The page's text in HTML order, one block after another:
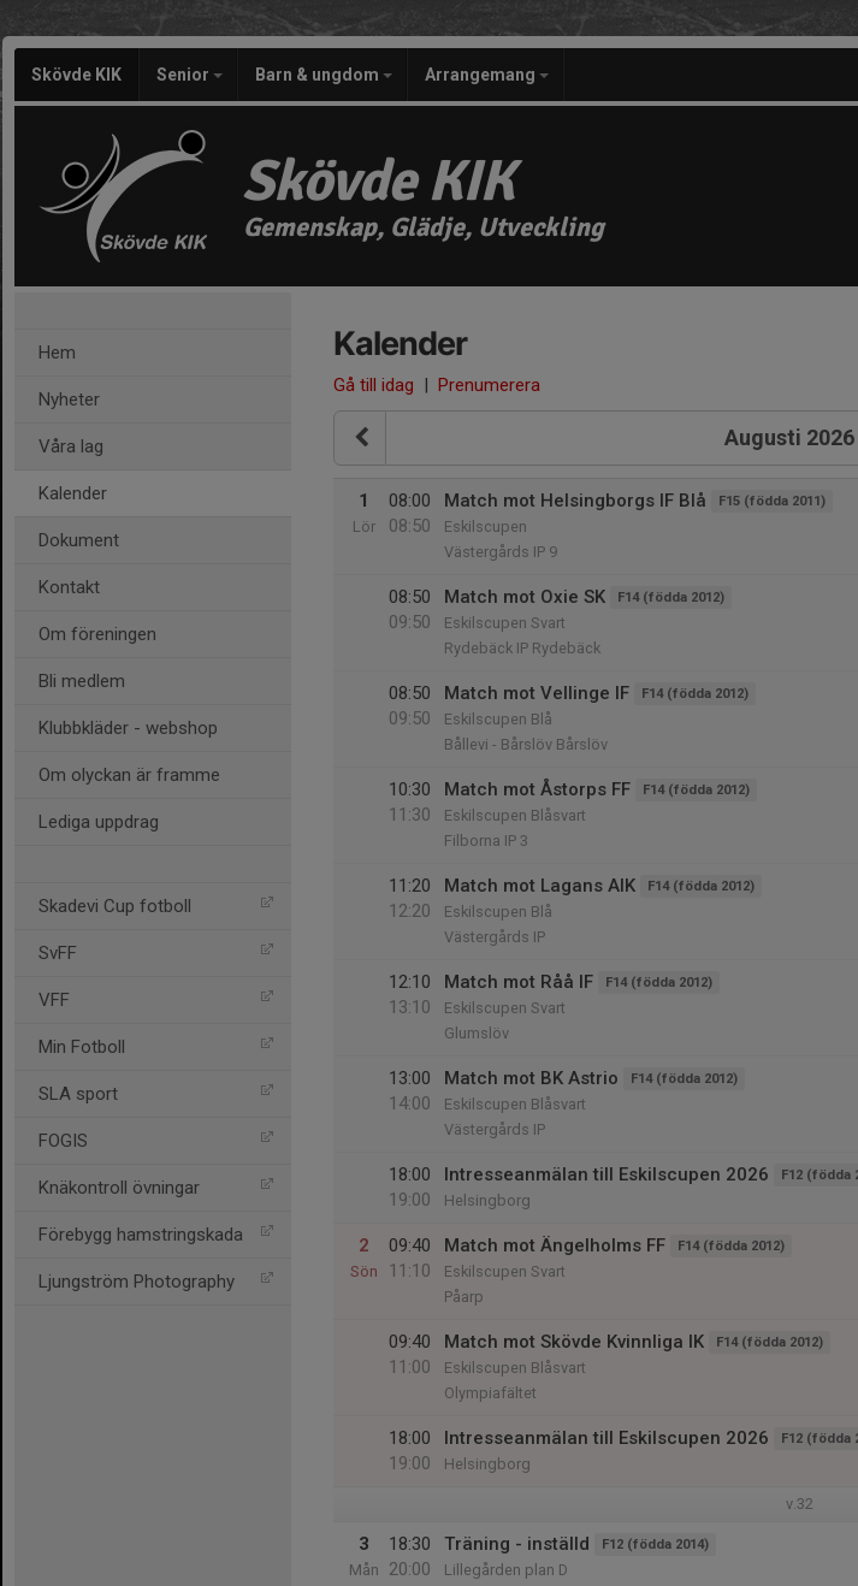
Skövde KIK Senior Barn & ungdom Arrangemang
Skövde KIK
Gemenskap, Glädje, Utveckling
Hem
Nyheter
Våra lag
Kalender
Dokument
Kontakt
Om föreningen
Bli medlem
Klubbkläder - webshop
Om olyckan är framme
Lediga uppdrag
Skadevi Cup fotboll
SvFF
VFF
Min Fotboll
SLA sport
FOGIS
Knäkontroll övningar
Förebygg hamstringskada
Ljungström Photography
Kalender
Gå till idag | Prenumerera
Augusti 2026
1
Lör
08:00
08:50
Match mot Helsingborgs IF Blå F15 (födda 2011)
Eskilscupen
Västergårds IP 9
08:50
09:50
Match mot Oxie SK F14 (födda 2012)
Eskilscupen Svart
Rydebäck IP Rydebäck
08:50
09:50
Match mot Vellinge IF F14 (födda 2012)
Eskilscupen Blå
Bållevi - Bårslöv Bårslöv
10:30
11:30
Match mot Åstorps FF F14 (födda 2012)
Eskilscupen Blåsvart
Filborna IP 3
11:20
12:20
Match mot Lagans AIK F14 (födda 2012)
Eskilscupen Blå
Västergårds IP
12:10
13:10
Match mot Råå IF F14 (födda 2012)
Eskilscupen Svart
Glumslöv
13:00
14:00
Match mot BK Astrio F14 (födda 2012)
Eskilscupen Blåsvart
Västergårds IP
18:00
19:00
Intresseanmälan till Eskilscupen 2026 F12 (födda
Helsingborg
2
Sön
09:40
11:10
Match mot Ängelholms FF F14 (födda 2012)
Eskilscupen Svart
Påarp
09:40
11:00
Match mot Skövde Kvinnliga IK F14 (födda 2012)
Eskilscupen Blåsvart
Olympiafältet
18:00
19:00
Intresseanmälan till Eskilscupen 2026 F12 (födda
Helsingborg
v.32
3
Mån
18:30
20:00
Träning - inställd F12 (födda 2014)
Lillegården plan D